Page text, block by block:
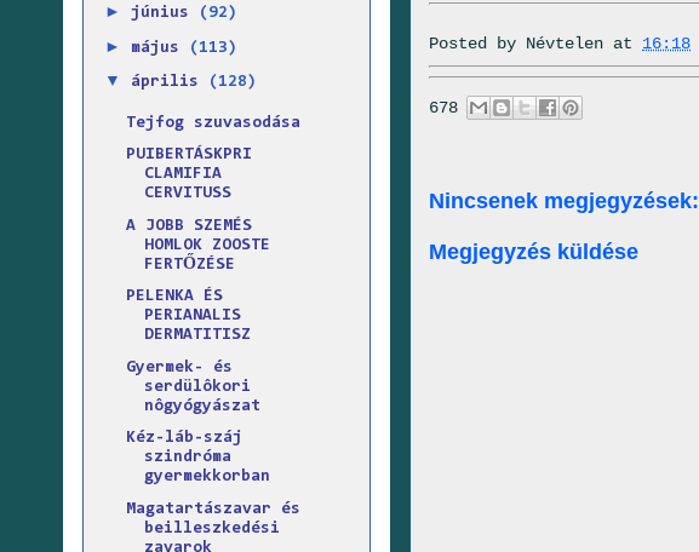
Posted by Névtelen at 16:18
678
Nincsenek megjegyzések:
Megjegyzés küldése
► június (92)
► május (113)
▼ április (128)
Tejfog szuvasodása
PUIBERTÁSKPRI
CLAMIFIA
CERVITUSS
A JOBB SZEMÉS
HOMLOK ZOOSTE
FERTŐZÉSE
PELENKA ÉS
PERIANALIS
DERMATITISZ
Gyermek- és
serdülôkori
nôgyógyászat
Kéz-láb-száj
szindróma
gyermekkorban
Magatartászavar és
beilleszkedési
zavarok